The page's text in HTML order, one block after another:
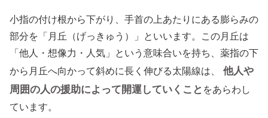
小指の付け根から下がり、手首の上あたりにある膨らみの
部分を「月丘（げっきゅう）」といいます。この月丘は
「他人・想像力・人気」という意味合いを持ち、薬指の下
から月丘へ向かって斜めに長く伸びる太陽線は、
他人や
周囲の人の援助によって開運していくこと をあらわし
ています。